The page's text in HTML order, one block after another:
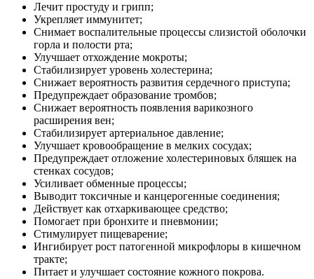
Лечит простуду и грипп;
Укрепляет иммунитет;
Снимает воспалительные процессы слизистой оболочки
горла и полости рта;
Улучшает отхождение мокроты;
Стабилизирует уровень холестерина;
Снижает вероятность развития сердечного приступа;
Предупреждает образование тромбов;
Снижает вероятность появления варикозного
расширения вен;
Стабилизирует артериальное давление;
Улучшает кровообращение в мелких сосудах;
Предупреждает отложение холестериновых бляшек на
стенках сосудов;
Усиливает обменные процессы;
Выводит токсичные и канцерогенные соединения;
Действует как отхаркивающее средство;
Помогает при бронхите и пневмонии;
Стимулирует пищеварение;
Ингибирует рост патогенной микрофлоры в кишечном
тракте;
Питает и улучшает состояние кожного покрова.